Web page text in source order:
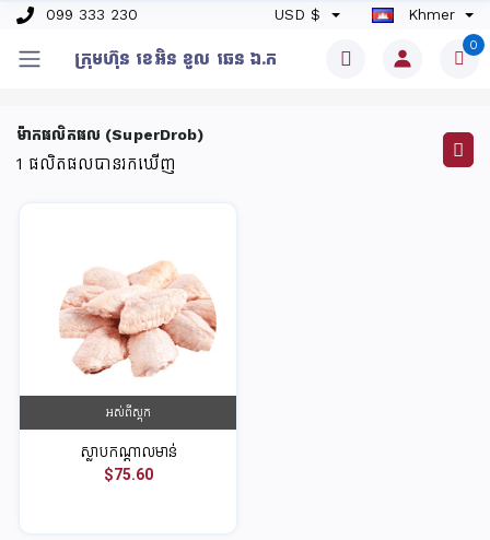
099 333 230 USD $ Khmer
ក្រុមហ៊ុន​ ខេអិន ខូល ឆេន​ ឯ.ក
0
ម៉ាកផលិតផល (SuperDrob)
1 ផលិតផលបានរកឃើញ
អស់ពីស្តុក
ស្លាបកណ្តាលមាន់
$75.60